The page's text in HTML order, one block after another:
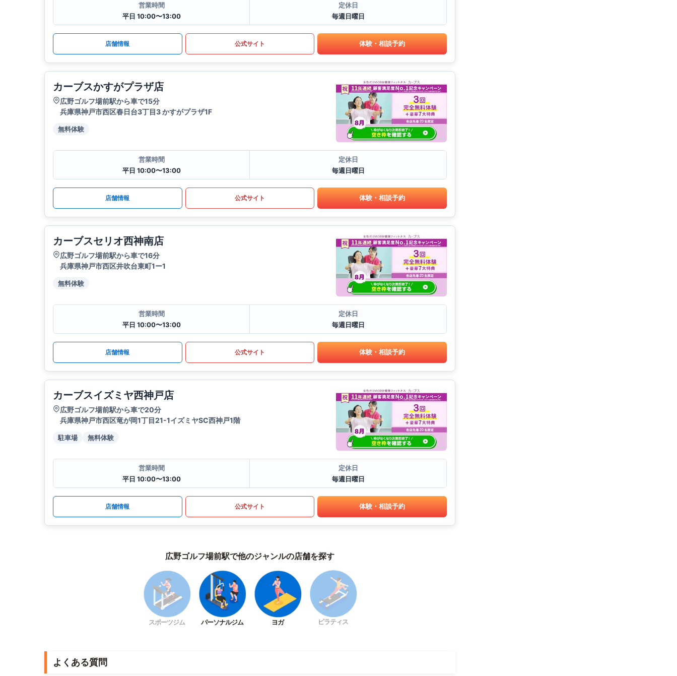
営業時間
平日 10:00〜13:00
定休日
毎週日曜日
店舗情報 公式サイト 体験・相談予約
カーブスかすがプラザ店
広野ゴルフ場前駅から車で15分
兵庫県神戸市西区春日台3丁目3 かすがプラザ1F
無料体験
営業時間
平日 10:00〜13:00
定休日
毎週日曜日
店舗情報 公式サイト 体験・相談予約
カーブスセリオ西神南店
広野ゴルフ場前駅から車で16分
兵庫県神戸市西区井吹台東町1ー1
無料体験
営業時間
平日 10:00〜13:00
定休日
毎週日曜日
店舗情報 公式サイト 体験・相談予約
カーブスイズミヤ西神戸店
広野ゴルフ場前駅から車で20分
兵庫県神戸市西区竜が岡1丁目21-1イズミヤSC西神戸1階
駐車場 無料体験
営業時間
平日 10:00〜13:00
定休日
毎週日曜日
店舗情報 公式サイト 体験・相談予約
広野ゴルフ場前駅で他のジャンルの店舗を探す
スポーツジム パーソナルジム ヨガ ピラティス
よくある質問